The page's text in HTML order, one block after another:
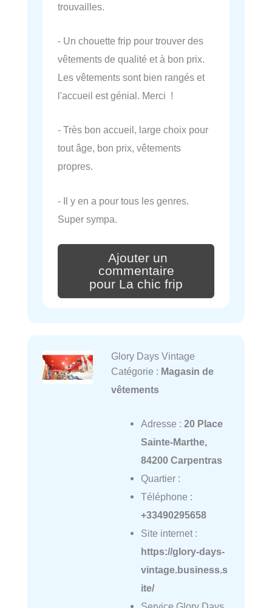
trouvailles.
- Un chouette frip pour trouver des
vêtements de qualité et à bon prix.
Les vêtements sont bien rangés et
l'accueil est génial. Merci !
- Très bon accueil, large choix pour
tout âge, bon prix, vêtements
propres.
- Il y en a pour tous les genres.
Super sympa.
Ajouter un
commentaire
pour La chic frip
Glory Days Vintage
Catégorie : Magasin de
vêtements
Adresse : 20 Place
Sainte-Marthe,
84200 Carpentras
Quartier :
Téléphone :
+33490295658
Site internet :
https://glory-days-
vintage.business.s
ite/